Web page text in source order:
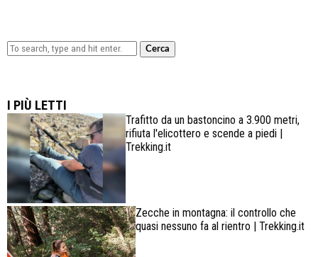
Cerca
I PIÙ LETTI
Trafitto da un bastoncino a 3.900 metri,
rifiuta l'elicottero e scende a piedi |
Trekking.it
Zecche in montagna: il controllo che
quasi nessuno fa al rientro | Trekking.it